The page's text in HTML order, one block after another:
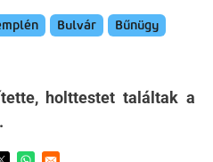
Bulvár
Bűnügy
holttestet találtak a